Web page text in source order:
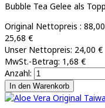
Bubble Tea Gelee als
Original Nettopreis :
25,68 €
Unser Nettopreis: 24,00 €
MwSt.-Betrag: 1,68 €
Anzahl: